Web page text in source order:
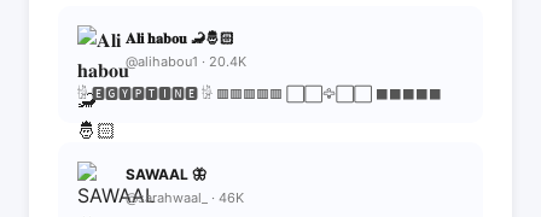
𝐀𝐥𝐢 𝐡𝐚𝐛𝐨𝐮 🦂🤴🏻
@alihabou1 · 20.4K
𓀛 🅴🅶🆈🅿🆃🅸🅽🅴 𓀛 🟥🟥🟥🟥🟥 ⬜⬜🦅⬜⬜ ⬛⬛⬛⬛⬛
SAWAAL 🦋
@sarahwaal_ · 46K